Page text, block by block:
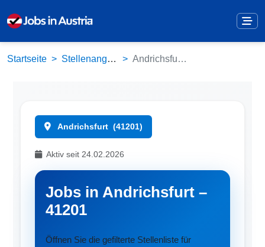
Startseite Stellenangebote Andrichsfurt (41201)
Andrichsfurt (41201)
Aktiv seit 24.02.2026
Jobs in Andrichsfurt –
41201
Öffnen Sie die gefilterte Stellenliste für